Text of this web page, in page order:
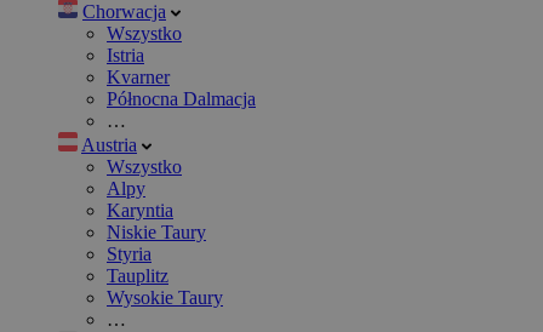
Chorwacja
Wszystko
Istria
Kvarner
Północna Dalmacja
…
Austria
Wszystko
Alpy
Karyntia
Niskie Taury
Styria
Tauplitz
Wysokie Taury
…